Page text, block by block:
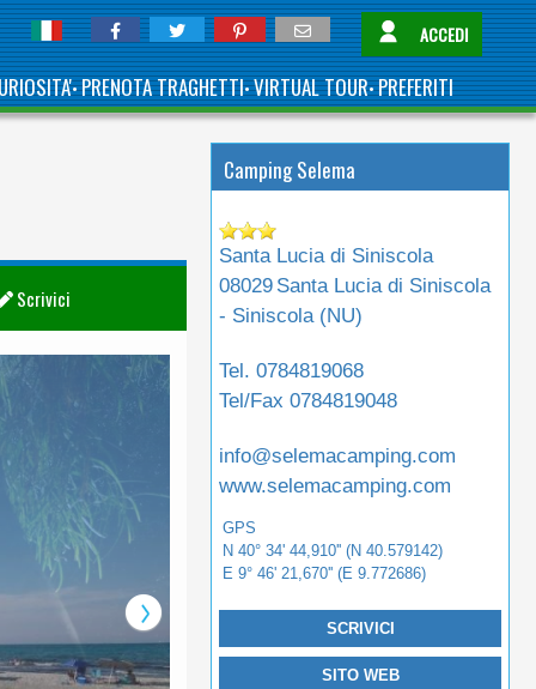
ACCEDI
•PRENOTA TRAGHETTI•VIRTUAL TOUR•PREFERITI
Scrivici
Camping Selema
Santa Lucia di Siniscola
08029 Santa Lucia di Siniscola
- Siniscola (NU)
Tel.0784819068
Tel/Fax0784819048
info@selemacamping.com
www.selemacamping.com
GPS
N 40° 34' 44,910'' (N 40.579142)
E 9° 46' 21,670'' (E 9.772686)
SCRIVICI
SITO WEB